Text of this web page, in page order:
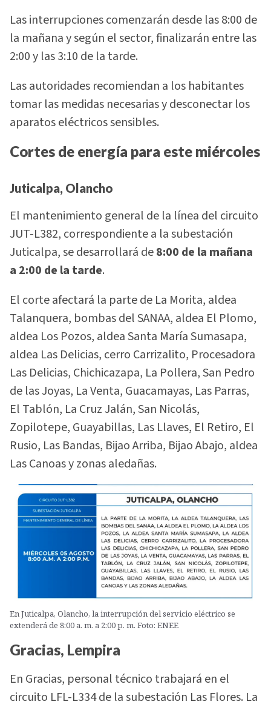
Las interrupciones comenzarán desde las 8:00 de
la mañana y según el sector, finalizarán entre las
2:00 y las 3:10 de la tarde.
Las autoridades recomiendan a los habitantes
tomar las medidas necesarias y desconectar los
aparatos eléctricos sensibles.
Cortes de energía para este miércoles
Juticalpa, Olancho
El mantenimiento general de la línea del circuito
JUT-L382, correspondiente a la subestación
Juticalpa, se desarrollará de8:00 de la mañana
a 2:00 de la tarde.
El corte afectará la parte de La Morita, aldea
Talanquera, bombas del SANAA, aldea El Plomo,
aldea Los Pozos, aldea Santa María Sumasapa,
aldea Las Delicias, cerro Carrizalito, Procesadora
Las Delicias, Chichicazapa, La Pollera, San Pedro
de las Joyas, La Venta, Guacamayas, Las Parras,
El Tablón, La Cruz Jalán, San Nicolás,
Zopilotepe, Guayabillas, Las Llaves, El Retiro, El
Rusio, Las Bandas, Bijao Arriba, Bijao Abajo, aldea
Las Canoas y zonas aledañas.
En Juticalpa, Olancho, la interrupción del servicio eléctrico se
extenderá de 8:00 a. m. a 2:00 p. m. Foto: ENEE
Gracias, Lempira
En Gracias, personal técnico trabajará en el
circuito LFL-L334 de la subestación Las Flores. La